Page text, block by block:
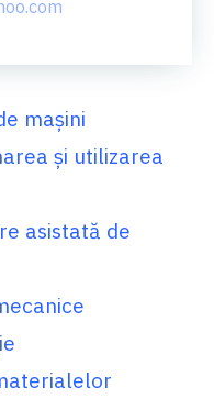
maşini
şi utilizarea
asistată de